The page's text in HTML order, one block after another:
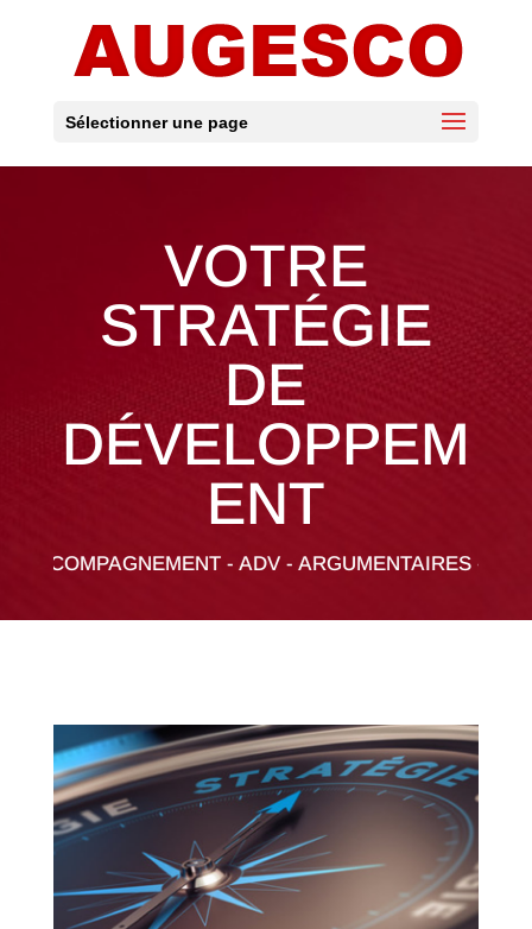
Sélectionner une page
VOTRE
STRATÉGIE
DE
DÉVELOPPEM
ENT
- ADV - ARGUMENTAIRES -